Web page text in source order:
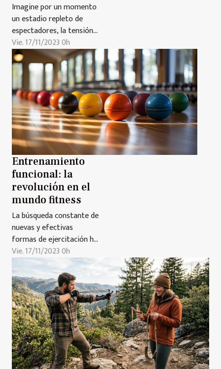
Imagine por un momento
un estadio repleto de
espectadores, la tensión
en el aire, y la emoción
palpable en cada esquina.
Podría pensar que se
trata de un evento
deportivo tradicional,
pero la realidad es que
estamos hablando de una
competición de eSports.
Estos torneos han
ganado una popularidad...
Vie. 17/11/2023 0h
Entrenamiento
funcional: la
revolución en el
mundo fitness
La búsqueda constante de
nuevas y efectivas
formas de ejercitación ha
llevado al surgimiento de
tendencias que marcan un
antes y un después en la
industria del fitness. Una
de estas tendencias, que
ha cobrado gran
popularidad gracias a sus
prometedores resultados
y su enfoque holístico, es
el...
Vie. 17/11/2023 0h